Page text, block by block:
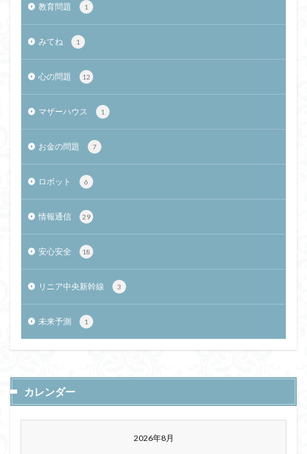
教育問題 1
みてね 1
心の問題 12
マザーハウス 1
お金の問題 7
ロボット 6
情報通信 29
安心安全 18
リニア中央新幹線 3
未来予測 1
カレンダー
2026年8月